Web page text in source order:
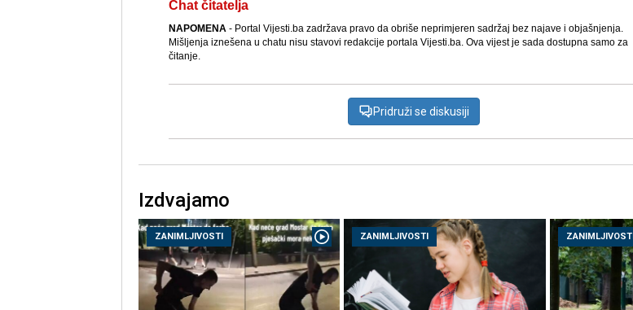
Chat čitatelja
NAPOMENA- Portal Vijesti.ba zadržava pravo da obriše neprimjeren sadržaj bez najave i objašnjenja.
Mišljenja iznešena u chatu nisu stavovi redakcije portala Vijesti.ba. Ova vijest je sada dostupna samo za
čitanje.
Pridruži se diskusiji
Izdvajamo
ZANIMLJIVOSTI ZANIMLJIVOSTI ZANIMLJIVOSTI